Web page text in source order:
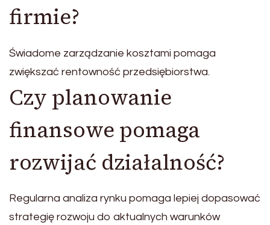
firmie?
Świadome zarządzanie kosztami pomaga
zwiększać rentowność przedsiębiorstwa.
Czy planowanie
finansowe pomaga
rozwijać działalność?
Regularna analiza rynku pomaga lepiej dopasować
strategię rozwoju do aktualnych warunków